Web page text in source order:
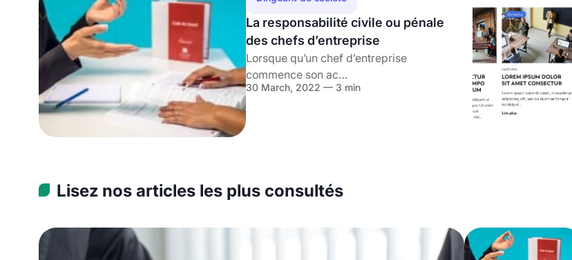
La responsabilité civile ou pénale
des chefs d’entreprise
Lorsque qu’un chef d’entreprise
commence son ac…
30 March, 2022 — 3 min
Lisez nos articles les plus consultés